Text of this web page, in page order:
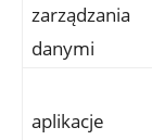
zarządzania
danymi
aplikacje